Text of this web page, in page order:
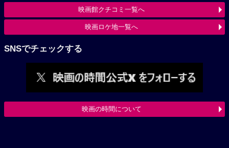
映画館クチコミ一覧へ
映画ロケ地一覧へ
SNSでチェックする
映画の時間について